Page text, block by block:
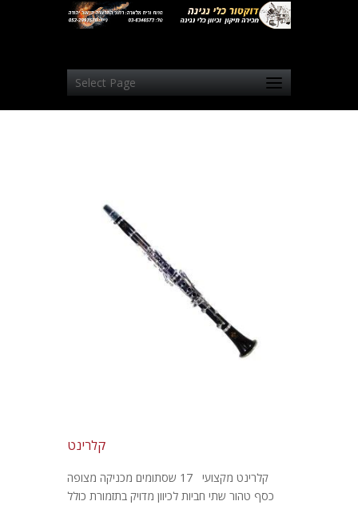
Select Page
קלרינט
קלרינט מקצועי 17 שסתומים מכניקה מצופה
כסף טהור שתי חביות לכיוון מדויק בתזמורת כולל